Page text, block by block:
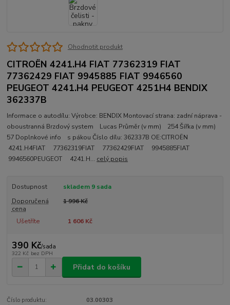
Ohodnotit produkt
CITROËN 4241.H4 FIAT 77362319 FIAT
77362429 FIAT 9945885 FIAT 9946560
PEUGEOT 4241.H4 PEUGEOT 4251H4 BENDIX
362337B
Informace o autodílu: Výrobce: BENDIX Montovací strana: zadní náprava -
oboustranná Brzdový system Lucas Průměr (v mm) 254 Šířka (v mm)
57 Doplnkové info s pákou Číslo dílu: 362337B OE:CITROËN
4241.H4FIAT 77362319FIAT 77362429FIAT 9945885FIAT
9946560PEUGEOT 4241.H... celý popis
Dostupnost
skladem 9 sada
Doporučená
cena
1 996 Kč
Ušetříte 1 606 Kč
390 Kč/sada
322 Kč bez DPH
Přidat do košíku
Číslo produktu:
03.00303